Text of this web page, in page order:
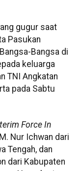
gugur saat
Pasukan
Bangsa di
keluarga
TNI Angkatan
pada Sabtu
Force In
Nur Ichwan dari
Tengah, dan
dari Kabupaten